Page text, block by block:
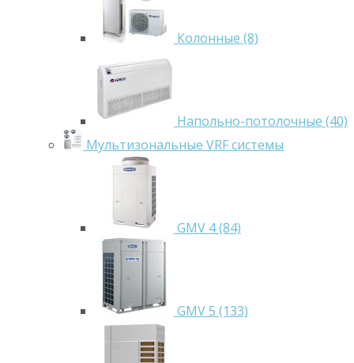
Колонные (8)
Напольно-потолочные (40)
Мультизональные VRF системы
GMV 4 (84)
GMV 5 (133)